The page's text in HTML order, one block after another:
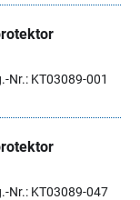
Nr.: KT03089-001
Nr.: KT03089-047